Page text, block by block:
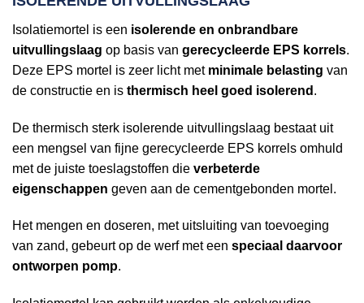
Isolatiemortel is een isolerende en onbrandbare
uitvullingslaag op basis van gerecycleerde EPS korrels.
Deze EPS mortel is zeer licht met minimale belasting van
de constructie en is thermisch heel goed isolerend .
De thermisch sterk isolerende uitvullingslaag bestaat uit
een mengsel van fijne gerecycleerde EPS korrels omhuld
met de juiste toeslagstoffen die verbeterde
eigenschappen geven aan de cementgebonden mortel.
Het mengen en doseren, met uitsluiting van toevoeging
van zand, gebeurt op de werf met een speciaal daarvoor
ontworpen pomp.